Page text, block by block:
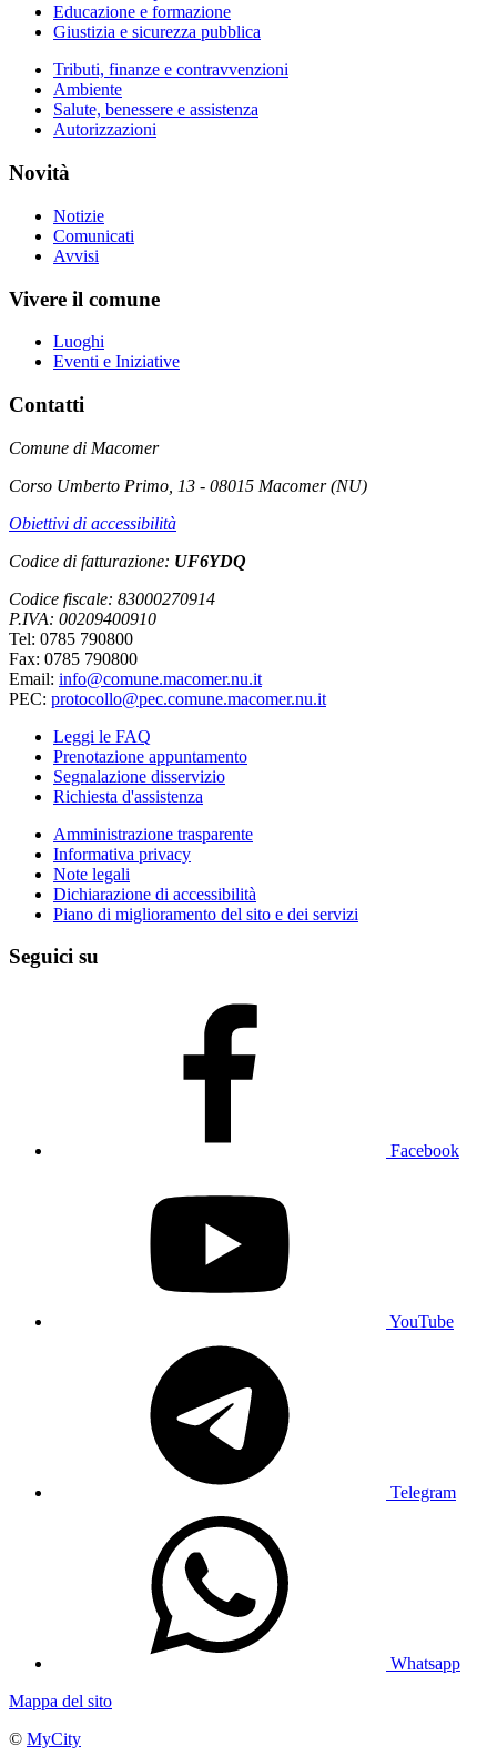
Educazione e formazione
Giustizia e sicurezza pubblica
Tributi, finanze e contravvenzioni
Ambiente
Salute, benessere e assistenza
Autorizzazioni
Novità
Notizie
Comunicati
Avvisi
Vivere il comune
Luoghi
Eventi e Iniziative
Contatti
Comune di Macomer
Corso Umberto Primo, 13 - 08015 Macomer (NU)
Obiettivi di accessibilità
Codice di fatturazione: UF6YDQ
Codice fiscale: 83000270914
P.IVA: 00209400910
Tel: 0785 790800
Fax: 0785 790800
Email: info@comune.macomer.nu.it
PEC: protocollo@pec.comune.macomer.nu.it
Leggi le FAQ
Prenotazione appuntamento
Segnalazione disservizio
Richiesta d'assistenza
Amministrazione trasparente
Informativa privacy
Note legali
Dichiarazione di accessibilità
Piano di miglioramento del sito e dei servizi
Seguici su
Facebook
YouTube
Telegram
Whatsapp
Mappa del sito
© MyCity